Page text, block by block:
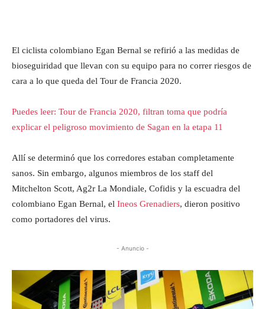
El ciclista colombiano Egan Bernal se refirió a las medidas de
bioseguiridad que llevan con su equipo para no correr riesgos de
cara a lo que queda del Tour de Francia 2020.
Puedes leer: Tour de Francia 2020, filtran toma que podría
explicar el peligroso movimiento de Sagan en la etapa 11
Allí se determinó que los corredores estaban completamente
sanos. Sin embargo, algunos miembros de los staff del
Mitchelton Scott, Ag2r La Mondiale, Cofidis y la escuadra del
colombiano Egan Bernal, el Ineos Grenadiers, dieron positivo
como portadores del virus.
- Anuncio -